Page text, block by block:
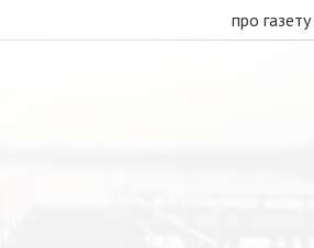
про газету